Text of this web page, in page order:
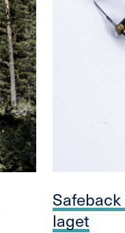
laget